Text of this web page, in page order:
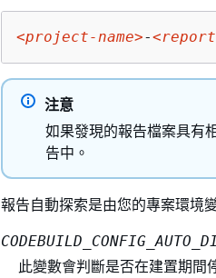
<project-name>-
注意
如果發現的報告檔案具有
告中。
報告自動探索是由您的專案環境
此變數會判斷是否在建置期間